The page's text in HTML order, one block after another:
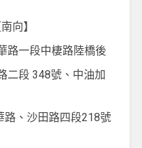
向】
路一段中棲路陸橋後
二段 348號、中油加
路、沙田路四段218號